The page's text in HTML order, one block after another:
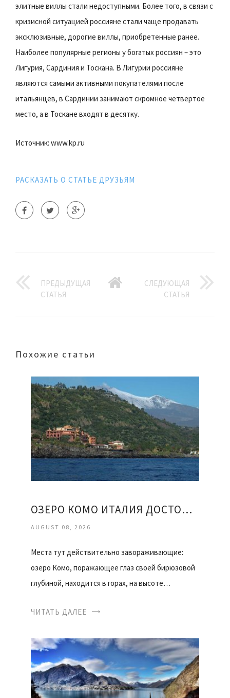
элитные виллы стали недоступными. Более того, в связи с
кризисной ситуацией россияне стали чаще продавать
эксклюзивные, дорогие виллы, приобретенные ранее.
Наиболее популярные регионы у богатых россиян – это
Лигурия, Сардиния и Тоскана. В Лигурии россияне
являются самыми активными покупателями после
итальянцев, в Сардинии занимают скромное четвертое
место, а в Тоскане входят в десятку.
Источник: www.kp.ru
РАСКАЗАТЬ О СТАТЬЕ ДРУЗЬЯМ
ПРЕДЫДУЩАЯ
СТАТЬЯ
СЛЕДУЮЩАЯ
СТАТЬЯ
Похожие статьи
ОЗЕРО КОМО ИТАЛИЯ ДОСТОПРИМЕЧАТЕЛЬНОСТИ ОТЗЫВЫ
AUGUST 08, 2026
Места тут действительно завораживающие:
озеро Комо, поражающее глаз своей бирюзовой
глубиной, находится в горах, на высоте…
ЧИТАТЬ ДАЛЕЕ